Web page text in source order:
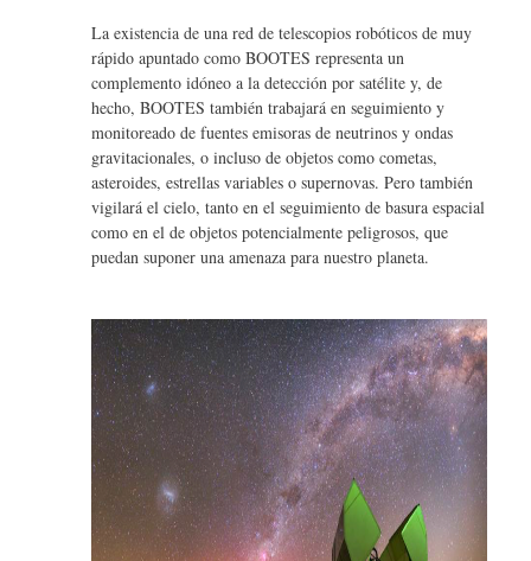
La existencia de una red de telescopios robóticos de muy
rápido apuntado como BOOTES representa un
complemento idóneo a la detección por satélite y, de
hecho, BOOTES también trabajará en seguimiento y
monitoreado de fuentes emisoras de neutrinos y ondas
gravitacionales, o incluso de objetos como cometas,
asteroides, estrellas variables o supernovas. Pero también
vigilará el cielo, tanto en el seguimiento de basura espacial
como en el de objetos potencialmente peligrosos, que
puedan suponer una amenaza para nuestro planeta.